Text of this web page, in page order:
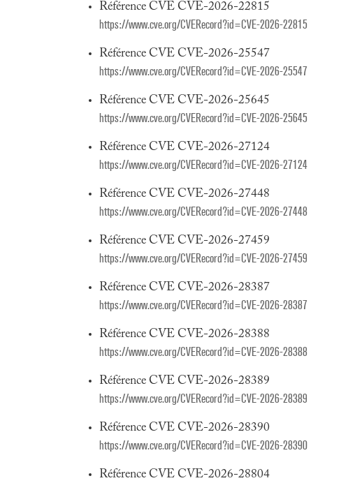
Référence CVE CVE-2026-22815
https://www.cve.org/CVERecord?id=CVE-2026-22815
Référence CVE CVE-2026-25547
https://www.cve.org/CVERecord?id=CVE-2026-25547
Référence CVE CVE-2026-25645
https://www.cve.org/CVERecord?id=CVE-2026-25645
Référence CVE CVE-2026-27124
https://www.cve.org/CVERecord?id=CVE-2026-27124
Référence CVE CVE-2026-27448
https://www.cve.org/CVERecord?id=CVE-2026-27448
Référence CVE CVE-2026-27459
https://www.cve.org/CVERecord?id=CVE-2026-27459
Référence CVE CVE-2026-28387
https://www.cve.org/CVERecord?id=CVE-2026-28387
Référence CVE CVE-2026-28388
https://www.cve.org/CVERecord?id=CVE-2026-28388
Référence CVE CVE-2026-28389
https://www.cve.org/CVERecord?id=CVE-2026-28389
Référence CVE CVE-2026-28390
https://www.cve.org/CVERecord?id=CVE-2026-28390
Référence CVE CVE-2026-28804